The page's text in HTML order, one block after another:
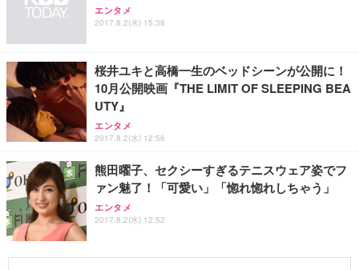
エンタメ
2017.8.2(水) 15:38
桜井ユキと高橋一生のベッドシーンが公開に！
10月公開映画『THE LIMIT OF SLEEPING BEA
UTY』
エンタメ
2017.8.2(水) 12:56
熊田曜子、セクシーすぎるテニスウェア姿でフ
ァン魅了！「可愛い」「惚れ惚れしちゃう」
エンタメ
2017.8.2(水) 12:52